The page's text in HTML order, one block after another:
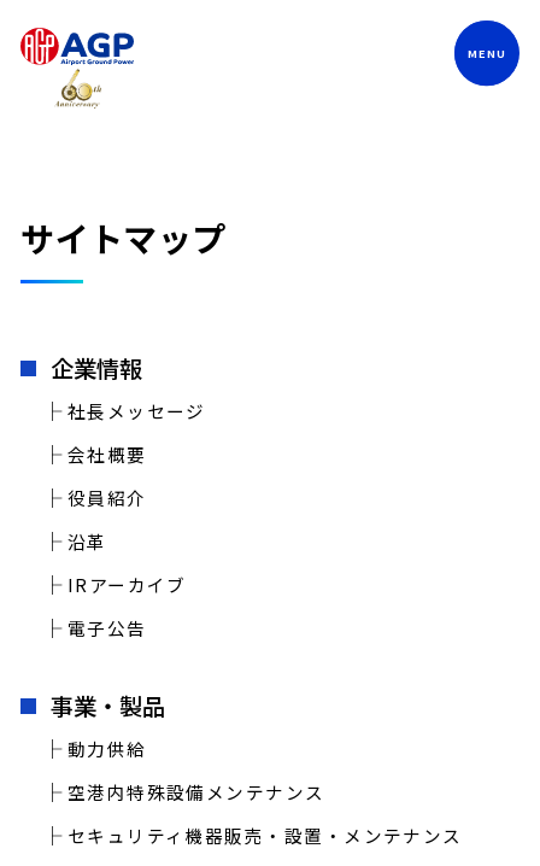
サイトマップ
企業情報
社長メッセージ
会社概要
役員紹介
沿革
IRアーカイブ
電子公告
事業・製品
動力供給
空港内特殊設備メンテナンス
セキュリティ機器販売・設置・メンテナンス